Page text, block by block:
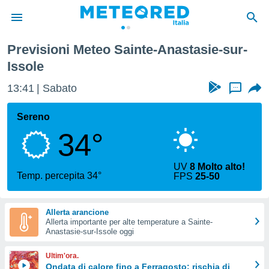
di
per
di
le
Previsioni Meteo Sainte-Anastasie-sur-
Issole
13:41 Sabato ...
Sereno
34°
Temp. percepita 34°
UV8 Molto alto!
FPS25-50
Allerta arancione
Allerta importante per alte temperature a Sainte-
Anastasie-sur-Issole oggi
Ultim'ora.
Ondata di calore fino a Ferragosto: rischia di